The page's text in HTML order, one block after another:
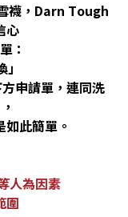
襪， Darn Tough
心
：
申請單，連同洗
，
此簡單。
人為因素
圍